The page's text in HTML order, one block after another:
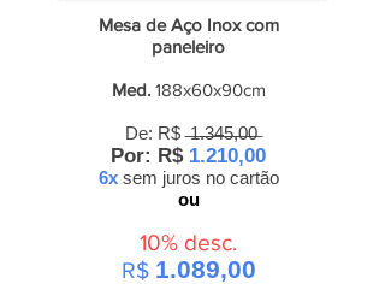
Mesa de Aço Inox com
paneleiro
Med. 188x60x90cm
De: R$ ̶1̶.̶3̶4̶5̶,̶0̶0̶
Por: R$ 1.210,00
6x sem juros no cartão
ou
10% desc.
R$ 1.089,00